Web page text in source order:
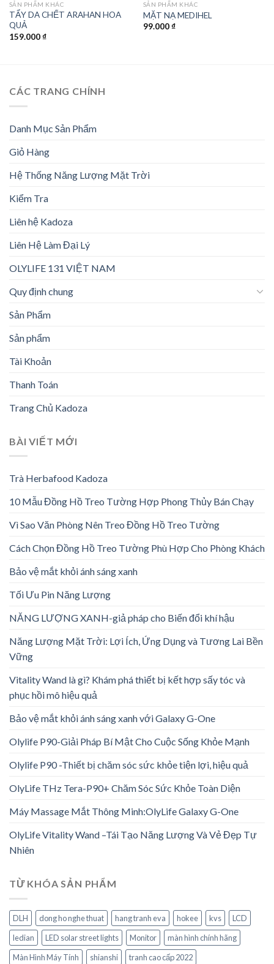
SẢN PHẨM KHÁC
TẨY DA CHẾT ARAHAN HOA
QUẢ
159.000₫
SẢN PHẨM KHÁC
MẶT NẠ MEDIHEL
99.000₫
CÁC TRANG CHÍNH
Danh Mục Sản Phẩm
Giỏ Hàng
Hệ Thống Năng Lượng Mặt Trời
Kiểm Tra
Liên hệ Kadoza
Liên Hệ Làm Đại Lý
OLYLIFE 131 VIỆT NAM
Quy định chung
Sản Phẩm
Sản phẩm
Tài Khoản
Thanh Toán
Trang Chủ Kadoza
BÀI VIẾT MỚI
Trà Herbafood Kadoza
10 Mẫu Đồng Hồ Treo Tường Hợp Phong Thủy Bán Chạy
Vì Sao Văn Phòng Nên Treo Đồng Hồ Treo Tường
Cách Chọn Đồng Hồ Treo Tường Phù Hợp Cho Phòng Khách
Bảo vệ mắt khỏi ánh sáng xanh
Tối Ưu Pin Năng Lượng
NĂNG LƯỢNG XANH-giả pháp cho Biến đổi khí hậu
Năng Lượng Mặt Trời: Lợi Ích, Ứng Dụng và Tương Lai Bền
Vững
Vitality Wand là gì? Khám phá thiết bị kết hợp sấy tóc và
phục hồi mô hiệu quả
Bảo vệ mắt khỏi ánh sáng xanh với Galaxy G-One
Olylife P90-Giải Pháp Bí Mật Cho Cuộc Sống Khỏe Mạnh
Olylife P90 -Thiết bị chăm sóc sức khỏe tiện lợi, hiệu quả
OlyLife THz Tera-P90+ Chăm Sóc Sức Khỏe Toàn Diện
Máy Massage Mắt Thông Minh:OlyLife Galaxy G-One
OlyLife Vitality Wand –Tái Tạo Năng Lượng Và Vẻ Đẹp Tự
Nhiên
TỪ KHÓA SẢN PHẨM
DLH dong ho nghe thuat hang tranh eva hokee kvs
LCD
ledian
LED solar street lights Monitor
màn hình chính hãng
Màn Hình Máy Tính
shianshi
tranh cao cấp 2022